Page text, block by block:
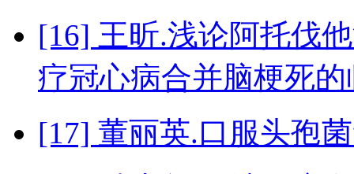
[16] 王昕.浅论阿托伐
疗冠心病合并脑梗死的
[17] 董丽英.口服头孢